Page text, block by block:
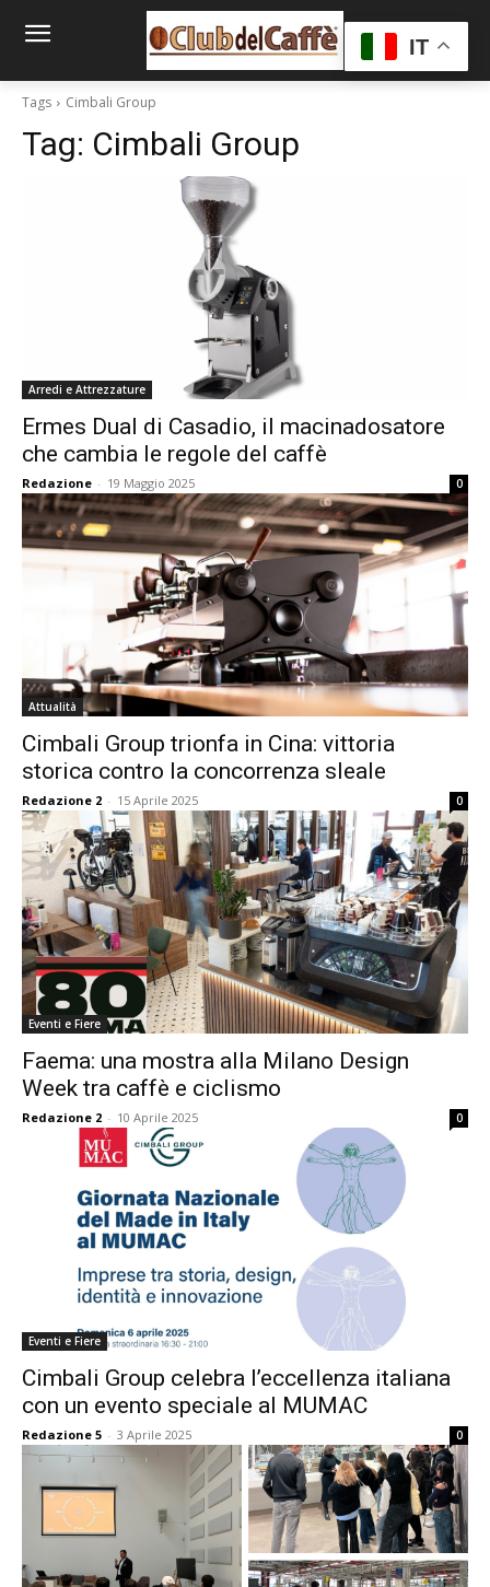
Tags Cimbali Group
Tag: Cimbali Group
Arredi e Attrezzature
Ermes Dual di Casadio, il macinadosatore
che cambia le regole del caffè
Redazione - 19 Maggio 2025 0
Attualità
Cimbali Group trionfa in Cina: vittoria
storica contro la concorrenza sleale
Redazione 2 - 15 Aprile 2025 0
Eventi e Fiere
Faema: una mostra alla Milano Design
Week tra caffè e ciclismo
Redazione 2 - 10 Aprile 2025 0
Eventi e Fiere
Cimbali Group celebra l’eccellenza italiana
con un evento speciale al MUMAC
Redazione 5 - 3 Aprile 2025 0
IT